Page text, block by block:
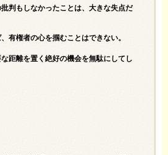
判もしなかったことは、大きな失点だ
有権者の心を掴むことはできない。
距離を置く絶好の機会を無駄にしてし